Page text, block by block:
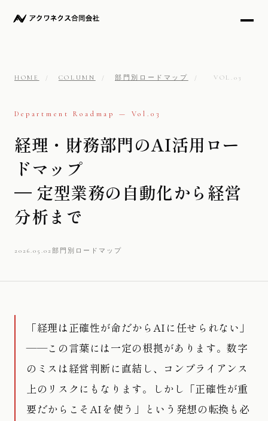
HOME / COLUMN / 部門別ロードマップ / VOL.03
Department Roadmap — Vol.03
経理・財務部門のAI活用ロー
ドマップ
— 定型業務の自動化から経営
分析まで
2026.05.02部門別ロードマップ
「経理は正確性が命だからAIに任せられない」
——この言葉には一定の根拠があります。数字
のミスは経営判断に直結し、コンプライアンス
上のリスクにもなります。しかし「正確性が重
要だからこそAIを使う」という発想の転換も必